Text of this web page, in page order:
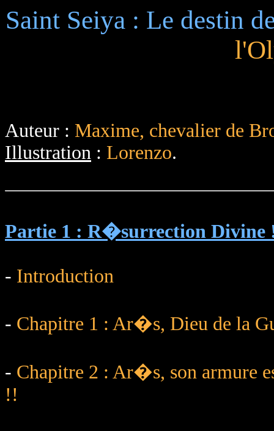
Saint Seiya : Le destin
Auteur : Maxime, chevalier de
Illustration : Lorenzo.
Partie 1 : R�surrection Divine
- Introduction
- Chapitre 1 : Ar�s, Dieu de la
- Chapitre 2 : Ar�s, son armure
!!